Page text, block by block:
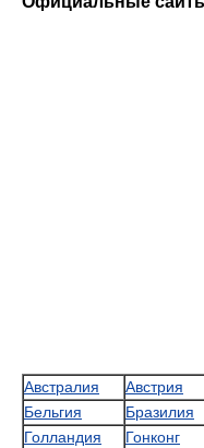
Австралия Австрия
Бельгия
Бразилия
Голландия
Гонконг